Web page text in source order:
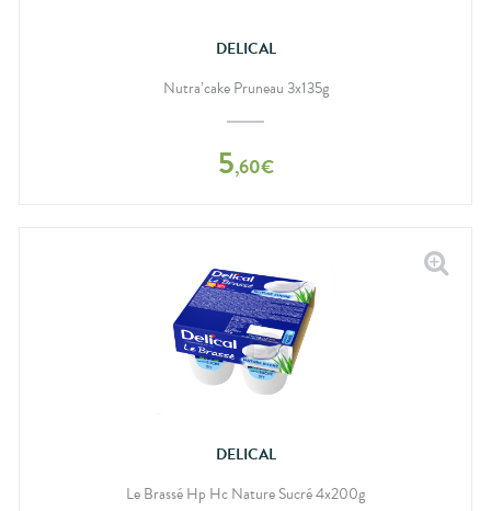
DELICAL
Nutra’cake Pruneau 3x135g
5,60€
DELICAL
Le Brassé Hp Hc Nature Sucré 4x200g